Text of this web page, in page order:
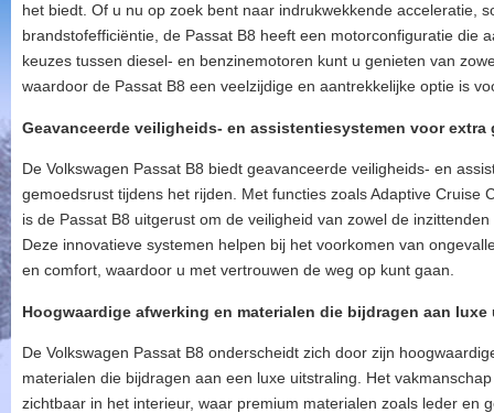
het biedt. Of u nu op zoek bent naar indrukwekkende acceleratie,
brandstofefficiëntie, de Passat B8 heeft een motorconfiguratie die
keuzes tussen diesel- en benzinemotoren kunt u genieten van
waardoor de Passat B8 een veelzijdige en aantrekkelijke optie is
Geavanceerde veiligheids- en assistentiesystemen voor extra
De Volkswagen Passat B8 biedt geavanceerde veiligheids- en
gemoedsrust tijdens het rijden. Met functies zoals Adaptive Cruise
is de Passat B8 uitgerust om de veiligheid van zowel de
Deze innovatieve systemen helpen bij het voorkomen van
en comfort, waardoor u met vertrouwen de weg op kunt gaan.
Hoogwaardige afwerking en materialen die bijdragen aan
De Volkswagen Passat B8 onderscheidt zich door zijn
materialen die bijdragen aan een luxe uitstraling. Het
zichtbaar in het interieur, waar premium materialen zoals leder en